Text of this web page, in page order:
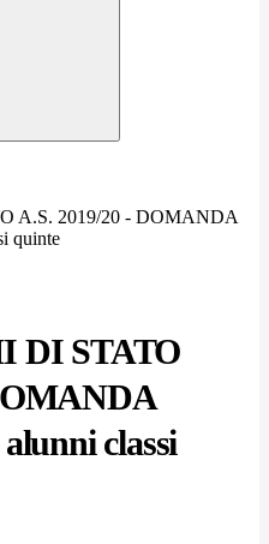
A.S. 2019/20 - DOMANDA
quinte
DI STATO
classi